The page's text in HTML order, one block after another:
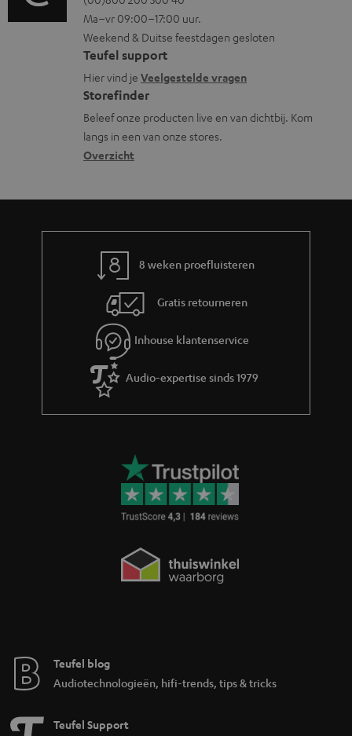
m
a
t
i
e
i
n
f
o
r
m
a
g
l
o
s
s
a
r
n
t
a
c
t
i
n
r
Ma–vr 09:00–17:00 uur.
Weekend & Duitse feestdagen gesloten
Teufel support
Hier vind je Veelgestelde vragen
Storefinder
Beleef onze producten live en van dichtbij. Kom
langs in een van onze stores.
Overzicht
8 weken proefluisteren
Gratis retourneren
Inhouse klantenservice
Audio-expertise sinds 1979
Teufel blog
Audiotechnologieën, hifi-trends, tips & tricks
Teufel Support